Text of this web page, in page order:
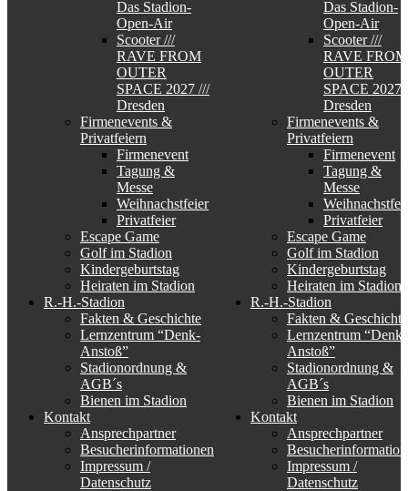
Das Stadion-
Open-Air
Scooter ///
RAVE FROM
OUTER
SPACE 2027 ///
Dresden
Firmenevents &
Privatfeiern
Firmenevent
Tagung &
Messe
Weihnachstfeier
Privatfeier
Escape Game
Golf im Stadion
Kindergeburtstag
Heiraten im Stadion
R.-H.-Stadion
Fakten & Geschichte
Lernzentrum “Denk-
Anstoß”
Stadionordnung &
AGB´s
Bienen im Stadion
Kontakt
Ansprechpartner
Besucherinformationen
Impressum /
Datenschutz
Das Stadion-
Open-Air
Scooter ///
RAVE FROM
OUTER
SPACE 2027
Dresden
Firmenevents &
Privatfeiern
Firmenevent
Tagung &
Messe
Privatfeier
Escape Game
Golf im Stadion
Kindergeburtstag
Heiraten im Stadion
R.-H.-Stadion
Fakten & Geschichte
Lernzentrum “Denk-
Anstoß”
Stadionordnung &
AGB´s
Bienen im Stadion
Kontakt
Ansprechpartner
Impressum /
Datenschutz